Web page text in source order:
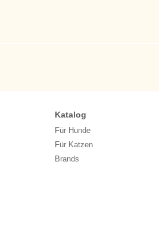
Katalog
Für Hunde
Für Katzen
Brands